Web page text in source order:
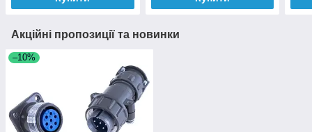
Акційні пропозиції та новинки
–10%